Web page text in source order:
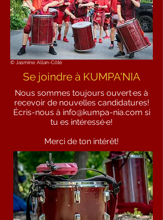
© Jasmine Allan-Côté
Se joindre à KUMPA'NIA
Nous sommes toujours ouvert·es à
recevoir de nouvelles candidatures!
Écris-nous à info@kumpa-nia.com si
tu es intéressé·e!
Merci de ton intérêt!